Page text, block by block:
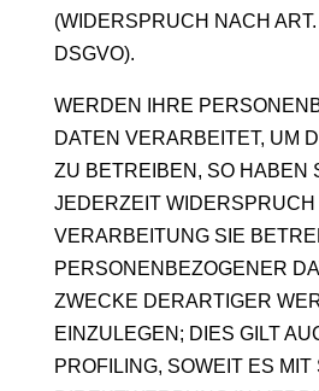
(WIDERSPRUCH NACH
DSGVO).
WERDEN IHRE
DATEN VERARBEITET, UM
ZU BETREIBEN, SO HABEN
JEDERZEIT WIDERSPRUCH
VERARBEITUNG SIE
PERSONENBEZOGENER
ZWECKE DERARTIGER
EINZULEGEN; DIES GILT
PROFILING, SOWEIT ES MIT